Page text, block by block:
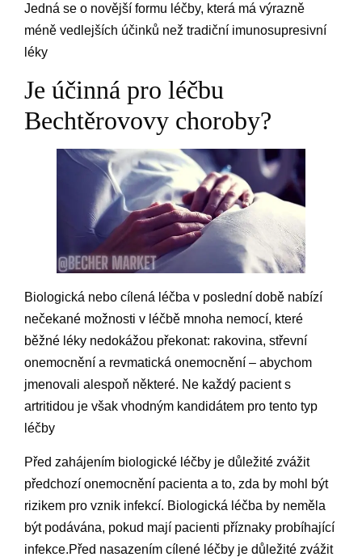
Jedná se o novější formu léčby, která má výrazně
méně vedlejších účinků než tradiční imunosupresivní
léky
Je účinná pro léčbu
Bechtěrovovy choroby?
Biologická nebo cílená léčba v poslední době nabízí
nečekané možnosti v léčbě mnoha nemocí, které
běžné léky nedokážou překonat: rakovina, střevní
onemocnění a revmatická onemocnění – abychom
jmenovali alespoň některé. Ne každý pacient s
artritidou je však vhodným kandidátem pro tento typ
léčby
Před zahájením biologické léčby je důležité zvážit
předchozí onemocnění pacienta a to, zda by mohl být
rizikem pro vznik infekcí. Biologická léčba by neměla
být podávána, pokud mají pacienti příznaky probíhající
infekce.Před nasazením cílené léčby je důležité zvážit